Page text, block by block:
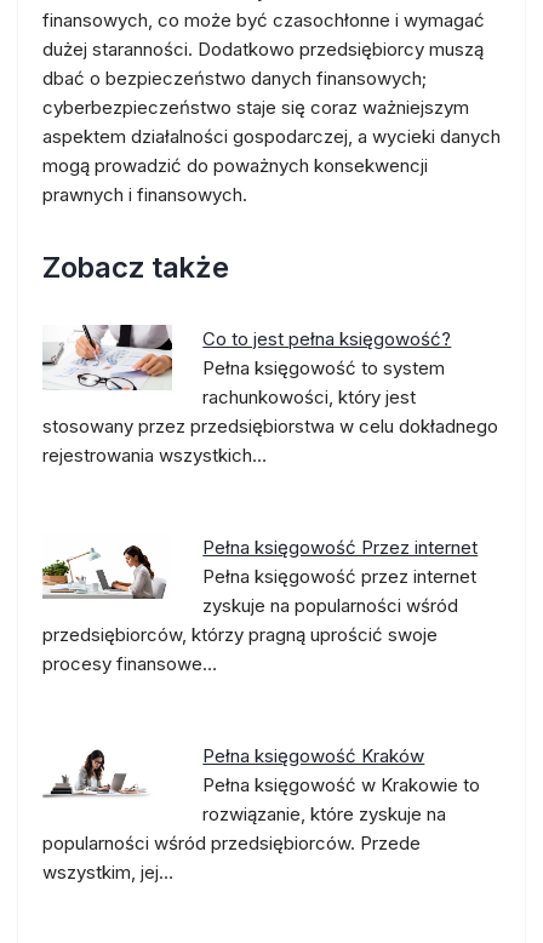
finansowych, co może być czasochłonne i wymagać
dużej staranności. Dodatkowo przedsiębiorcy muszą
dbać o bezpieczeństwo danych finansowych;
cyberbezpieczeństwo staje się coraz ważniejszym
aspektem działalności gospodarczej, a wycieki danych
mogą prowadzić do poważnych konsekwencji
prawnych i finansowych.
Zobacz także
Co to jest pełna księgowość?
Pełna księgowość to system
rachunkowości, który jest
stosowany przez przedsiębiorstwa w celu dokładnego
rejestrowania wszystkich…
Pełna księgowość Przez internet
Pełna księgowość przez internet
zyskuje na popularności wśród
przedsiębiorców, którzy pragną uprościć swoje
procesy finansowe…
Pełna księgowość Kraków
Pełna księgowość w Krakowie to
rozwiązanie, które zyskuje na
popularności wśród przedsiębiorców. Przede
wszystkim, jej…